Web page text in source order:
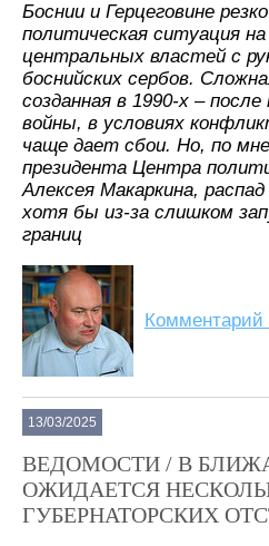
Боснии и Герцеговине
политическая ситуация
центральных властей с
боснийских сербов.
созданная в 1990-х –
войны, в условиях
чаще дает сбои. Но, по
президента Центра
Алексея Макаркина,
хотя бы из-за слишком
границ
Комментарий
13/03/2025
ВЕДОМОСТИ / В
ОЖИДАЕТСЯ
ГУБЕРНАТОРСКИХ